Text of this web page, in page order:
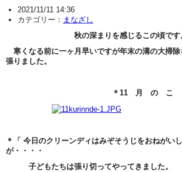
2021/11/11 14:36
カテゴリー： まなざし
秋の深まりを感じるこの頃です
寒くなる前に一ヶ月早いですが年末の溝の大掃
張りました。
＊11 月 の こ と
＊「 今日のクリーンディはみぞそうじをおねがい
が・・・・
子どもたちは張り切ってやってきました。